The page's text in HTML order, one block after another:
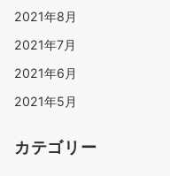
2021年8月
2021年7月
2021年6月
2021年5月
カテゴリー